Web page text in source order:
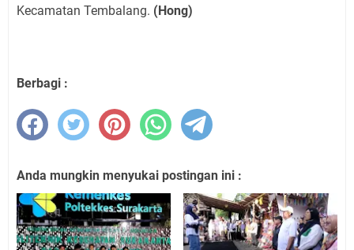
Kecamatan Tembalang. (Hong)
Berbagi :
Anda mungkin menyukai postingan ini :